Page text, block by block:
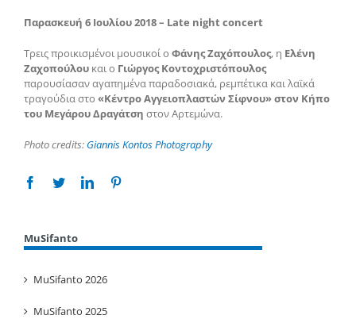
Παρασκευή 6 Ιουλίου 2018 – Late night concert
Τρεις προικισμένοι μουσικοί ο Φάνης Ζαχόπουλος, η Ελένη
Ζαχοπούλου και ο Γιώργος Κοντοχριστόπουλος
παρουσίασαν αγαπημένα παραδοσιακά, ρεμπέτικα και λαϊκά
τραγούδια στο «Κέντρο Αγγειοπλαστών Σίφνου» στον Κήπο
του Μεγάρου Δραγάτση στον Αρτεμώνα.
Photo credits: Giannis Kontos Photography
Facebook
TwitterLinkedin
MuSifanto
MuSifanto 2026
MuSifanto 2025